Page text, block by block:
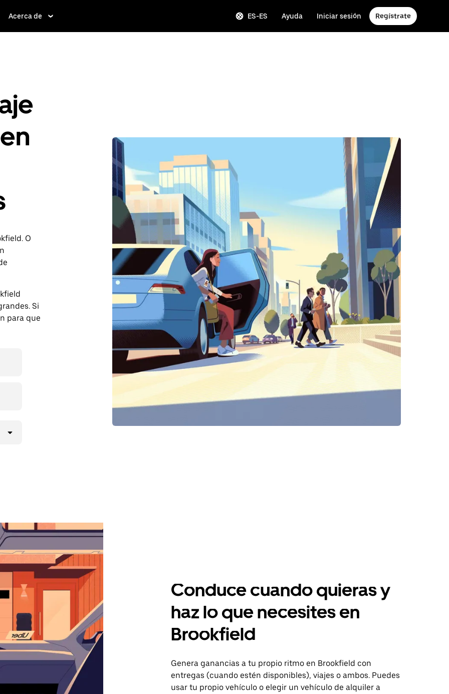
Acerca de ES-ES Ayuda Iniciar sesión Regístrate
O
Si
para que
Conduce cuando quieras y
haz lo que necesites en
Brookfield
Genera ganancias a tu propio ritmo en Brookfield con
entregas (cuando estén disponibles), viajes o ambos. Puedes
usar tu propio vehículo o elegir un vehículo de alquiler a